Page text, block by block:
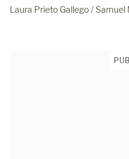
Laura Prieto Gallego / Samuel